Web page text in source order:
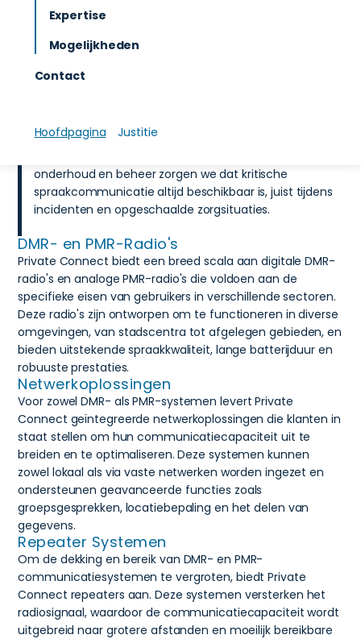
Expertise
Mogelijkheden
Contact
Hoofdpagina Justitie
storingsarme spraakverbindingen en
uitvallen of overbelast raken.
bedrijfshulpverleningsprocessen en eventueel
onderhoud en beheer zorgen we dat kritische
spraakcommunicatie altijd beschikbaar is, juist tijdens
incidenten en opgeschaalde zorgsituaties.
DMR- en PMR-Radio's
Private Connect biedt een breed scala aan digitale DMR-
radio's en analoge PMR-radio's die voldoen aan de
specifieke eisen van gebruikers in verschillende sectoren.
Deze radio's zijn ontworpen om te functioneren in diverse
omgevingen, van stadscentra tot afgelegen gebieden, en
bieden uitstekende spraakkwaliteit, lange batterijduur en
robuuste prestaties.
Netwerkoplossingen
Voor zowel DMR- als PMR-systemen levert Private
Connect geïntegreerde netwerkoplossingen die klanten in
staat stellen om hun communicatiecapaciteit uit te
breiden en te optimaliseren. Deze systemen kunnen
zowel lokaal als via vaste netwerken worden ingezet en
ondersteunen geavanceerde functies zoals
groepsgesprekken, locatiebepaling en het delen van
gegevens.
Repeater Systemen
Om de dekking en bereik van DMR- en PMR-
communicatiesystemen te vergroten, biedt Private
Connect repeaters aan. Deze systemen versterken het
radiosignaal, waardoor de communicatiecapaciteit wordt
uitgebreid naar grotere afstanden en moeilijk bereikbare